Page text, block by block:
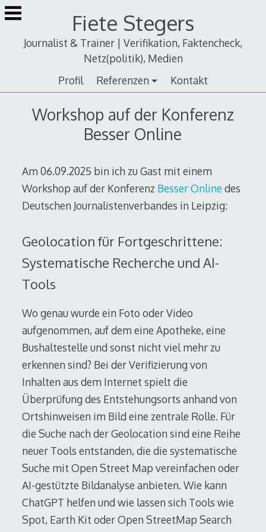
Zum
Inhalt
Fiete Stegers
Journalist & Trainer | Verifikation, Faktencheck,
Netz(politik), Medien
Profil
Referenzen Kontakt
Workshop auf der Konferenz
Besser Online
Am 06.09.2025 bin ich zu Gast mit einem
Workshop auf der Konferenz Besser Onlinedes
Deutschen Journalistenverbandes in Leipzig:
Geolocation für Fortgeschrittene:
Systematische Recherche und AI-
Tools
Wo genau wurde ein Foto oder Video
aufgenommen, auf dem eine Apotheke, eine
Bushaltestelle und sonst nicht viel mehr zu
erkennen sind? Bei der Verifizierung von
Inhalten aus dem Internet spielt die
Überprüfung des Entstehungsorts anhand von
Ortshinweisen im Bild eine zentrale Rolle. Für
die Suche nach der Geolocation sind eine Reihe
neuer Tools entstanden, die die systematische
Suche mit Open Street Map vereinfachen oder
AI-gestützte Bildanalyse anbieten. Wie kann
ChatGPT helfen und wie lassen sich Tools wie
Spot, Earth Kit oder Open StreetMap Search